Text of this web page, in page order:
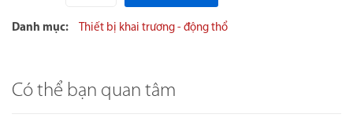
Danh mục: Thiết bị khai trương - động thổ
Có thể bạn quan tâm